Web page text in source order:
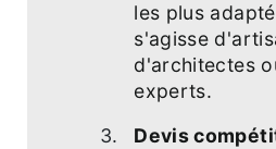
les plus
s'agisse
d'architectes
experts.
Devis